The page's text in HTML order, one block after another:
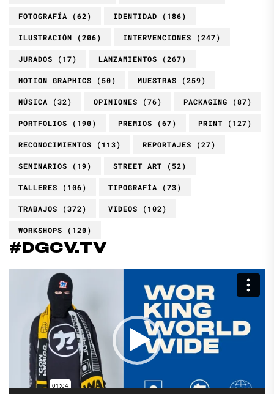
FOTOGRAFÍA (62) IDENTIDAD (186)
ILUSTRACIÓN (206) INTERVENCIONES (247)
JURADOS (17) LANZAMIENTOS (267)
MOTION GRAPHICS (50) MUESTRAS (259)
MÚSICA (32) OPINIONES (76) PACKAGING (87)
PORTFOLIOS (190) PREMIOS (67) PRINT (127)
RECONOCIMIENTOS (113) REPORTAJES (27)
SEMINARIOS (19) STREET ART (52)
TALLERES (106) TIPOGRAFÍA (73)
TRABAJOS (372) VIDEOS (102)
WORKSHOPS (120)
#DGCV.TV
Reproductor